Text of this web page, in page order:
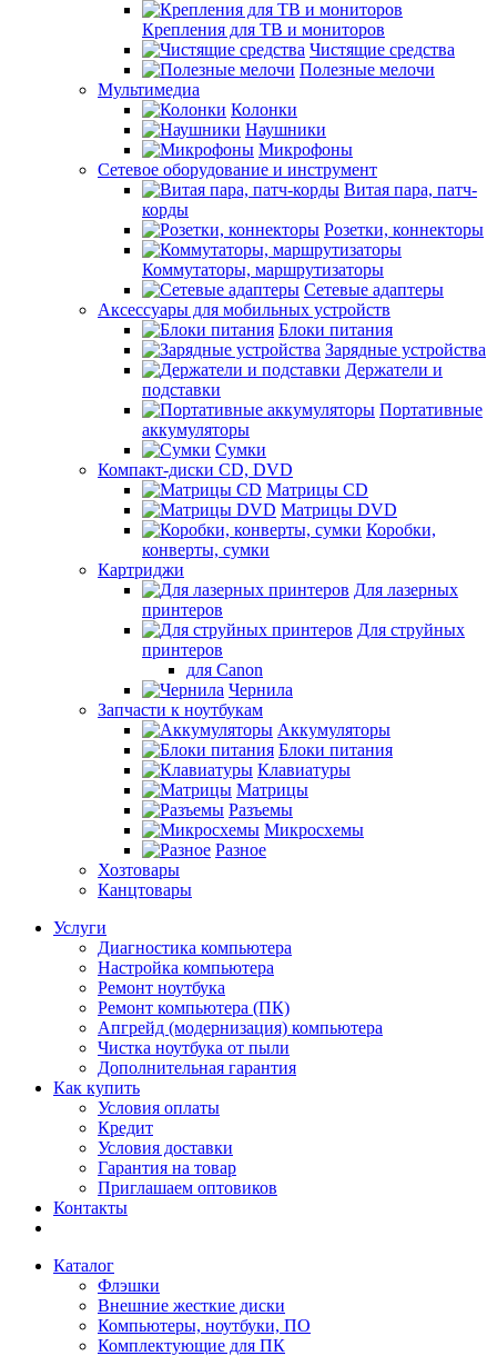
Крепления для ТВ и мониторов
Чистящие средства
Полезные мелочи
Мультимедиа
Колонки
Наушники
Микрофоны
Сетевое оборудование и инструмент
Витая пара, патч-
корды
Розетки, коннекторы
Коммутаторы, маршрутизаторы
Сетевые адаптеры
Аксессуары для мобильных устройств
Блоки питания
Зарядные устройства
Держатели и
подставки
Портативные
аккумуляторы
Сумки
Компакт-диски CD, DVD
Матрицы CD
Матрицы DVD
Коробки,
конверты, сумки
Картриджи
Для лазерных
принтеров
Для струйных
принтеров
для Canon
Чернила
Запчасти к ноутбукам
Аккумуляторы
Блоки питания
Клавиатуры
Матрицы
Разъемы
Микросхемы
Разное
Хозтовары
Канцтовары
Услуги
Диагностика компьютера
Настройка компьютера
Ремонт ноутбука
Ремонт компьютера (ПК)
Апгрейд (модернизация) компьютера
Чистка ноутбука от пыли
Дополнительная гарантия
Как купить
Условия оплаты
Кредит
Условия доставки
Гарантия на товар
Приглашаем оптовиков
Контакты
Каталог
Флэшки
Внешние жесткие диски
Компьютеры, ноутбуки, ПО
Комплектующие для ПК